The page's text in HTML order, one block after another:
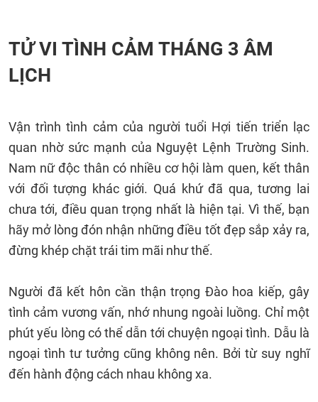
TỬ VI TÌNH CẢM THÁNG 3 ÂM
LỊCH
Vận trình tình cảm của người tuổi Hợi tiến triển lạc
quan nhờ sức mạnh của Nguyệt Lệnh Trường Sinh.
Nam nữ độc thân có nhiều cơ hội làm quen, kết thân
với đối tượng khác giới. Quá khứ đã qua, tương lai
chưa tới, điều quan trọng nhất là hiện tại. Vì thế, bạn
hãy mở lòng đón nhận những điều tốt đẹp sắp xảy ra,
đừng khép chặt trái tim mãi như thế.
Người đã kết hôn cần thận trọng Đào hoa kiếp, gây
tình cảm vương vấn, nhớ nhung ngoài luồng. Chỉ một
phút yếu lòng có thể dẫn tới chuyện ngoại tình. Dẫu là
ngoại tình tư tưởng cũng không nên. Bởi từ suy nghĩ
đến hành động cách nhau không xa.